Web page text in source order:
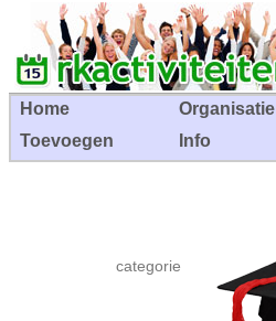
Home Organisatie
Toevoegen
Info
categorie